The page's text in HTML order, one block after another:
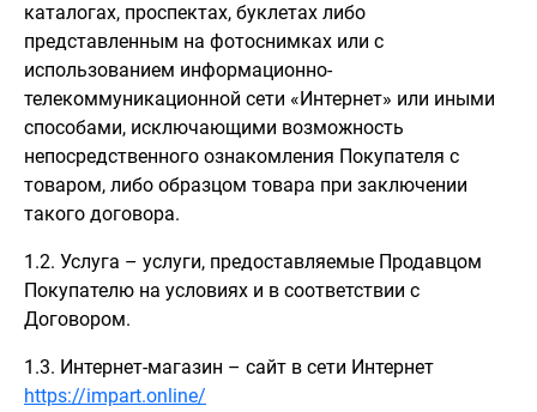
каталогах, проспектах, буклетах либо
представленным на фотоснимках или с
использованием информационно-
телекоммуникационной сети «Интернет» или иными
способами, исключающими возможность
непосредственного ознакомления Покупателя с
товаром, либо образцом товара при заключении
такого договора.
1.2. Услуга – услуги, предоставляемые Продавцом
Покупателю на условиях и в соответствии с
Договором.
1.3. Интернет-магазин – сайт в сети Интернет
https://impart.online/